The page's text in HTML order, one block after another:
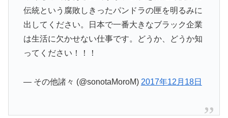
伝統という腐敗しきったパンドラの匣を明るみに
出してください。日本で一番大きなブラック企業
は生活に欠かせない仕事です。どうか、どうか知
ってください！！！
— その他諸々 (@sonotaMoroM) 2017年12月18日